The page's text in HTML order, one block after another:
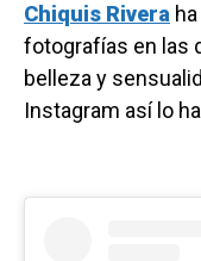
Chiquis Rivera
fotografías en las
belleza y
Instagram así lo